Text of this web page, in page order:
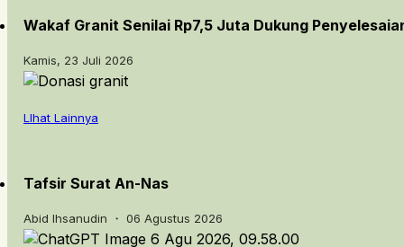
Wakaf Granit Senilai Rp7,5 Juta Dukung
Kamis, 23 Juli 2026
LIhat Lainnya
Tafsir Surat An-Nas
Abid Ihsanudin ・ 06 Agustus 2026